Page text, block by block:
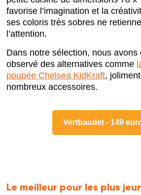
favorise l’imagination et la
ses coloris très sobres ne
l’attention.
Dans notre sélection, nous avons
observé des alternatives comme
poupée Chelsea KidKraft,
nombreux accessoires.
Vertbaudet - 149
Le meilleur pour les plus